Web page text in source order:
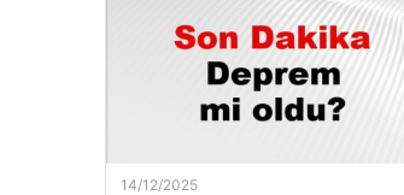
14/12/2025